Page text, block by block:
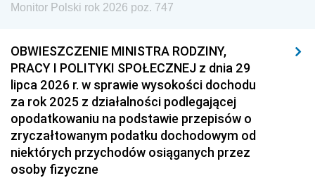
Monitor Polski rok 2026 poz. 747
OBWIESZCZENIE MINISTRA RODZINY,
PRACY I POLITYKI SPOŁECZNEJ z dnia 29
lipca 2026 r. w sprawie wysokości dochodu
za rok 2025 z działalności podlegającej
opodatkowaniu na podstawie przepisów o
zryczałtowanym podatku dochodowym od
niektórych przychodów osiąganych przez
osoby fizyczne